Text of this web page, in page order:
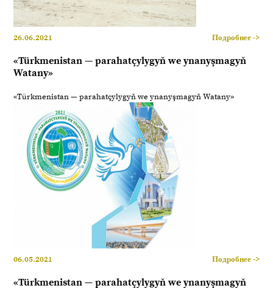
26.06.2021 Подробнее ->
«Türkmenistan — parahatçylygyň we ynanyşmagyň
Watany»
«Türkmenistan — parahatçylygyň we ynanyşmagyň Watany»
06.05.2021 Подробнее ->
«Türkmenistan — parahatçylygyň we ynanyşmagyň